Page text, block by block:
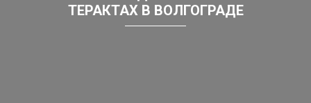
ТЕРАКТАХ В ВОЛГОГРАДЕ